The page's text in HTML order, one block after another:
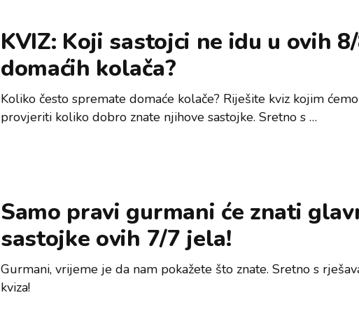
KVIZ: Koji sastojci ne idu u ovih
domaćih kolača?
Koliko često spremate domaće kolače? Riješite kviz kojim ćemo
provjeriti koliko dobro znate njihove sastojke. Sretno s …
Samo pravi gurmani će znati
sastojke ovih 7/7 jela!
Gurmani, vrijeme je da nam pokažete što znate. Sretno s
kviza!